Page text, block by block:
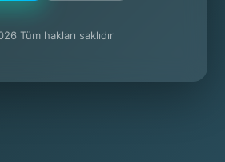
Tüm hakları saklıdır